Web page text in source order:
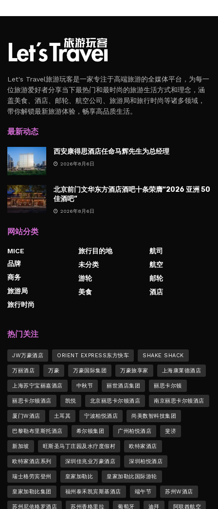
Let's Travel旅游玩客是一家专注于高端旅游的全媒体平台，为每一
位旅游爱好者分享当下最热门和最时尚的旅游生活方式和理念，涵
盖美食、酒店、邮轮、航空公司、旅游局和旅行时尚等诸多领域，
带你解锁最新旅游体验，畅享高品质生活。
最新动态
西安康得思酒店任命马辉先生为总经理
2026年8月6日
北京前门文华东方酒店酒吧十条荣膺“2026 亚洲 50
佳酒吧”
2026年8月6日
网站分类
MICE
品牌
商务
旅游局
旅行时尚
旅行目的地
未分类
游轮
美食
航司
航空
邮轮
酒店
热门关注
JW万豪酒店 ORIENT EXPRESS东方快车 SHAKE SHACK
万丽酒店 万豪 万豪国际集团 万豪旅享家 上海康莱德酒店
上海苏宁宝丽嘉酒店 中秋节 丽世酒店集团 丽思卡尔顿
丽思卡尔顿酒店 凯悦 北京丽思卡尔顿酒店 南京丽思卡尔顿酒店
厦门W酒店 土耳其 宁波柏悦酒店 尚美数智科技集团
巴黎勒布里斯托酒店 希尔顿集团 广州柏悦酒店 斐济
新加坡 旺斯圣马丁庄园及水疗度假村 欧特家酒店
欧特家酒店系列 深圳佳兆业万豪酒店 深圳柏悦酒店
瑞士格劳宾登州 皇家加勒比 皇家加勒比国际游轮
皇家加勒比集团 福州泰禾凯宾斯基酒店 端午节 苏州W酒店
苏州尼依格罗酒店 苏州香格里拉 葡萄牙 迪拜 阿联酋航空